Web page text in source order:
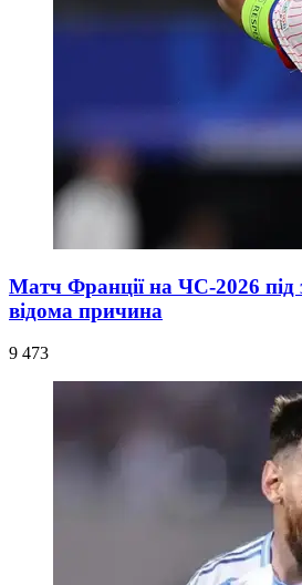
Матч Франції на ЧС-2026 під
відома причина
9 473